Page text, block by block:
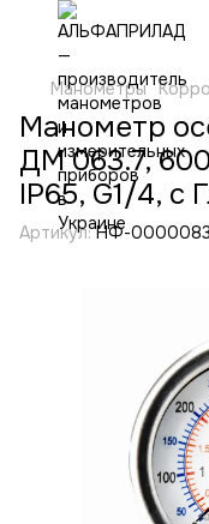
Манометры
Манометр
ДМ 063.7,
IP65, G1/4, с
Артикул:НФ-